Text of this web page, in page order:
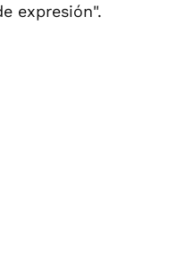
expresión".